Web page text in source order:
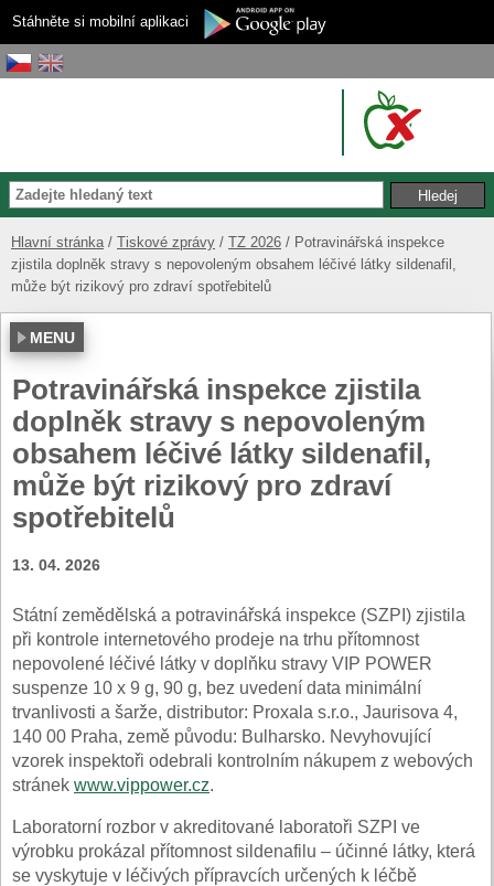
Stáhněte si mobilní aplikaci
Hlavní stránka Tiskové zprávy TZ 2026
Potravinářská inspekce
zjistila doplněk stravy s nepovoleným obsahem léčivé látky sildenafil,
může být rizikový pro zdraví spotřebitelů
MENU
Potravinářská inspekce zjistila
doplněk stravy s nepovoleným
obsahem léčivé látky sildenafil,
může být rizikový pro zdraví
spotřebitelů
13. 04. 2026
Státní zemědělská a potravinářská inspekce (SZPI) zjistila
při kontrole internetového prodeje na trhu přítomnost
nepovolené léčivé látky v doplňku stravy VIP POWER
suspenze 10 x 9 g, 90 g, bez uvedení data minimální
trvanlivosti a šarže, distributor: Proxala s.r.o., Jaurisova 4,
140 00 Praha, země původu: Bulharsko. Nevyhovující
vzorek inspektoři odebrali kontrolním nákupem z webových
stránek www.vippower.cz.
Laboratorní rozbor v akreditované laboratoři SZPI ve
výrobku prokázal přítomnost sildenafilu – účinné látky, která
se vyskytuje v léčivých přípravcích určených k léčbě